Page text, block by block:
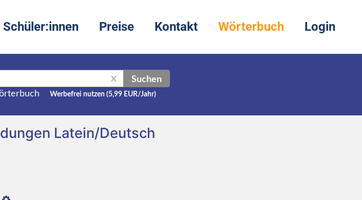
Schüler:innen Preise Kontakt Wörterbuch Login
X Suchen
Werbefrei nutzen (5,99 EUR/Jahr)
Latein/Deutsch